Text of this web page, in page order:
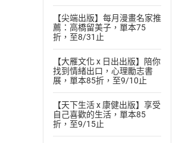
【尖端出版】每月漫畫名家推
薦：高橋留美子，單本75
折，至8/31止
【大雁文化 x 日出出版】陪你
找到情緒出口，心理勵志書
展，單本85折，至9/10止
【天下生活 x 康健出版】享受
自己喜歡的生活，單本85
折，至9/15止